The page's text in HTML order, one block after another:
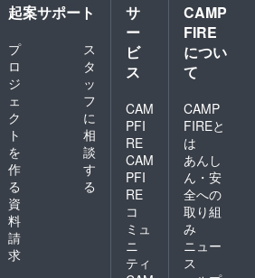
起案サポート
プ
ロ
ジ
ェ
ク
ト
を
作
る
ス
タ
ッ
フ
に
相
談
す
る
資
料
請
求
サ
ー
ビ
ス
CAM
PFI
RE
CAM
PFI
RE
コ
ミュ
ニ
ティ
CAMP
FIRE
につい
て
CAMP
FIREと
は
あんし
ん・安
全への
取り組
み
ニュー
ス